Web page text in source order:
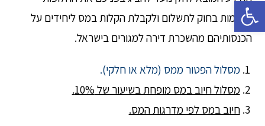
הקיימות בחוק לתשלום ולקבלת הקלות במס ליחידים על
הכנסותיהם מהשכרת דירה למגורים בישראל.
מסלול הפטור ממס (מלא או חלקי).
מסלול חיוב במס מופחת בשיעור של 10%.
חיוב במס לפי מדרגות המס.
פתח סרגל נגישות